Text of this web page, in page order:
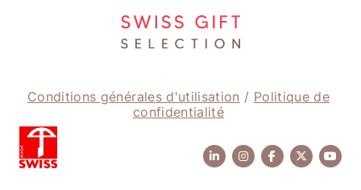
Conditions générales d'utilisation / Politique de
confidentialité